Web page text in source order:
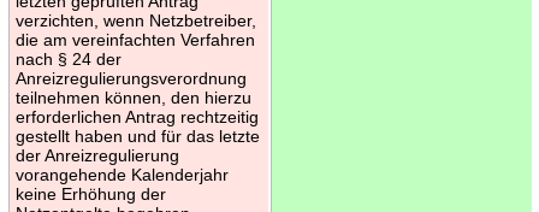
verzichten, wenn Netzbetreiber,
die am vereinfachten Verfahren
nach § 24 der
Anreizregulierungsverordnung
teilnehmen können, den hierzu
erforderlichen Antrag rechtzeitig
gestellt haben und für das letzte
der Anreizregulierung
vorangehende Kalenderjahr
keine Erhöhung der